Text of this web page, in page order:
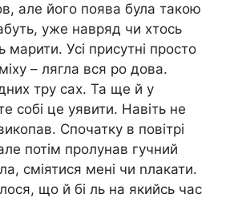
але його поява була такою
уже навряд чи хтось
марити. Усі присутні просто
– лягла вся ро дова.
тру сах. Та ще й у
собі це уявити. Навіть не
Спочатку в повітрі
потім пролунав гучний
сміятися мені чи nлакати.
що й бі ль на якийсь час